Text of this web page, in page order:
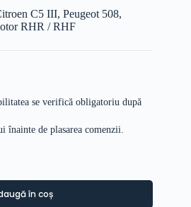
C5 III, Peugeot 508,
RHR / RHF
se verifică obligatoriu după
înainte de plasarea comenzii.
în coș